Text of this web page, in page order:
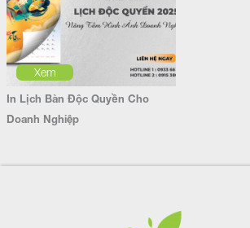
Xem
In Lịch Bàn Độc Quyền Cho
Doanh Nghiệp